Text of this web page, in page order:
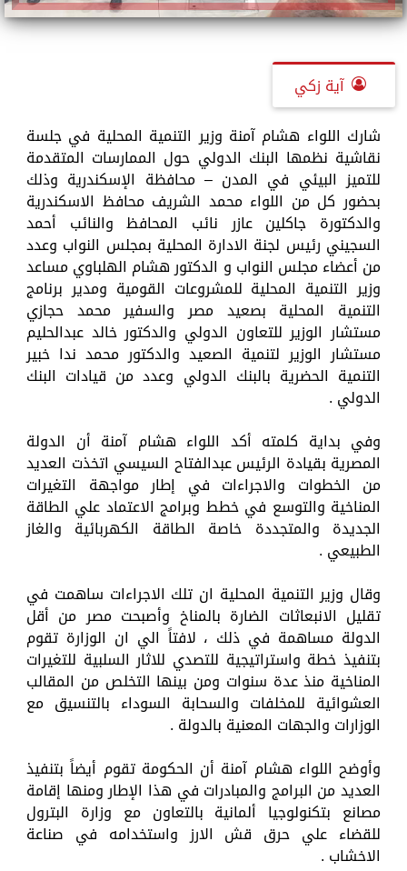
آية زكي
شارك اللواء هشام آمنة وزير التنمية المحلية في جلسة
نقاشية نظمها البنك الدولي حول الممارسات المتقدمة
للتميز البيئي في المدن – محافظة الإسكندرية وذلك
بحضور كل من اللواء محمد الشريف محافظ الاسكندرية
والدكتورة جاكلين عازر نائب المحافظ والنائب أحمد
السجيني رئيس لجنة الادارة المحلية بمجلس النواب وعدد
من أعضاء مجلس النواب و الدكتور هشام الهلباوي مساعد
وزير التنمية المحلية للمشروعات القومية ومدير برنامج
التنمية المحلية بصعيد مصر والسفير محمد حجازي
مستشار الوزير للتعاون الدولي والدكتور خالد عبدالحليم
مستشار الوزير لتنمية الصعيد والدكتور محمد ندا خبير
التنمية الحضرية بالبنك الدولي وعدد من قيادات البنك
الدولي .
وفي بداية كلمته أكد اللواء هشام آمنة أن الدولة
المصرية بقيادة الرئيس عبدالفتاح السيسي اتخذت العديد
من الخطوات والاجراءات في إطار مواجهة التغيرات
المناخية والتوسع في خطط وبرامج الاعتماد علي الطاقة
الجديدة والمتجددة خاصة الطاقة الكهربائية والغاز
الطبيعي .
وقال وزير التنمية المحلية ان تلك الاجراءات ساهمت في
تقليل الانبعاثات الضارة بالمناخ وأصبحت مصر من أقل
الدولة مساهمة في ذلك ، لافتاً الي ان الوزارة تقوم
بتنفيذ خطة واستراتيجية للتصدي للاثار السلبية للتغيرات
المناخية منذ عدة سنوات ومن بينها التخلص من المقالب
العشوائية للمخلفات والسحابة السوداء بالتنسيق مع
الوزارات والجهات المعنية بالدولة .
وأوضح اللواء هشام آمنة أن الحكومة تقوم أيضاً بتنفيذ
العديد من البرامج والمبادرات في هذا الإطار ومنها إقامة
مصانع بتكنولوجيا ألمانية بالتعاون مع وزارة البترول
للقضاء علي حرق قش الارز واستخدامه في صناعة
الاخشاب .